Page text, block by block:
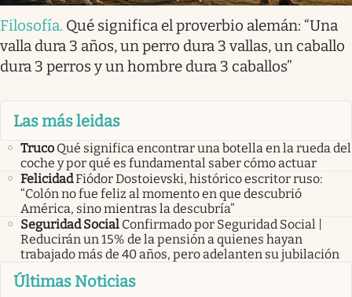
Filosofía. Qué significa el proverbio alemán: “Una
valla dura 3 años, un perro dura 3 vallas, un caballo
dura 3 perros y un hombre dura 3 caballos”
Las más leidas
Truco Qué significa encontrar una botella en la rueda del
coche y por qué es fundamental saber cómo actuar
FelicidadFiódor Dostoievski, histórico escritor ruso:
“Colón no fue feliz al momento en que descubrió
América, sino mientras la descubría”
Seguridad Social Confirmado por Seguridad Social |
Reducirán un 15% de la pensión a quienes hayan
trabajado más de 40 años, pero adelanten su jubilación
Últimas Noticias